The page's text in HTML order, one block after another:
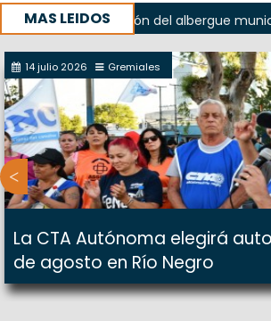
MAS LEIDOS
la explosión del albergue municipal de
con un encuentro provincial en
14 julio 2026 Gremiales
La CTA Autónoma elegirá
de agosto en Río Negro